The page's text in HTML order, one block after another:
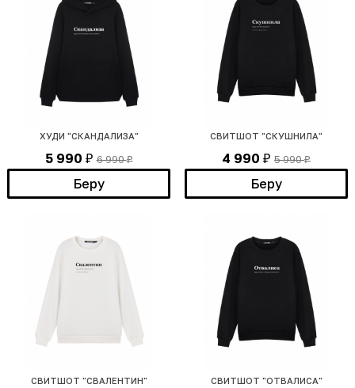
ХУДИ "СКАНДАЛИЗА"
5 990 ₽ 6 990₽
Беру
СВИТШОТ "СКУШНИЛА"
4 990 ₽ 5 990₽
Беру
СВИТШОТ "СВАЛЕНТИН" СВИТШОТ "ОТВАЛИСА"